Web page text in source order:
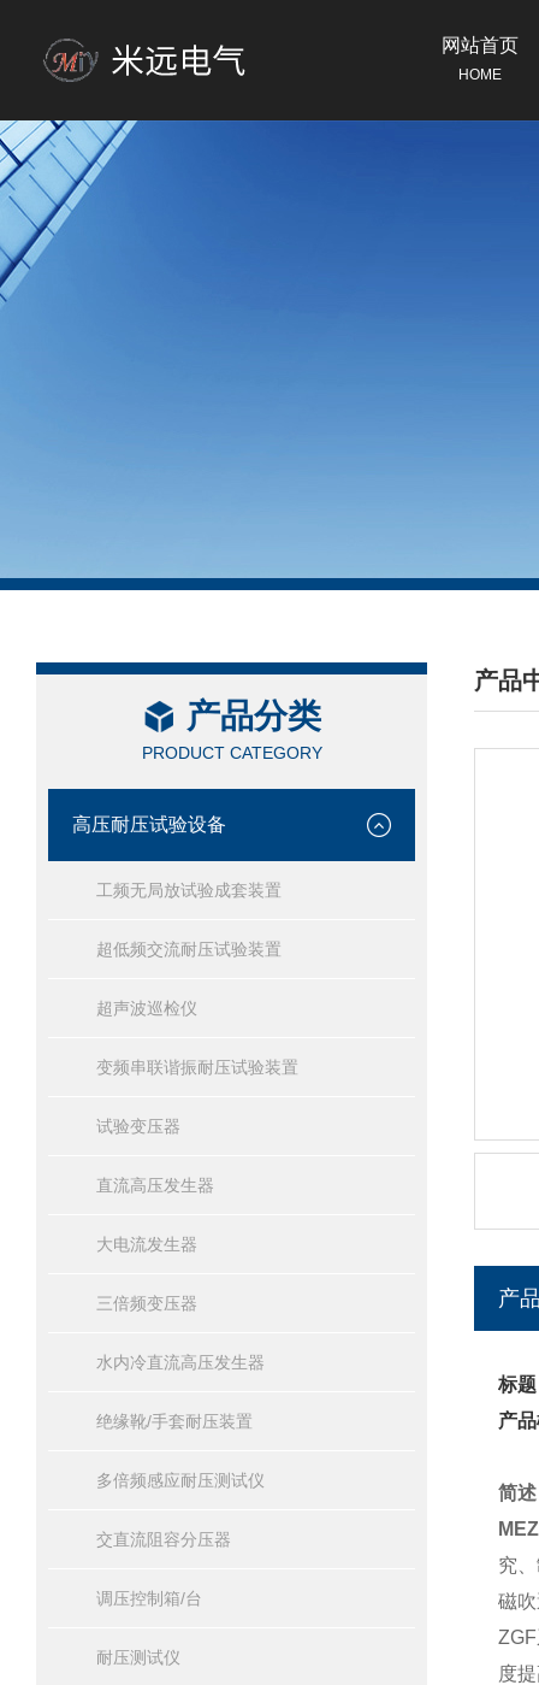
网站首页
HOME
产品分类
PRODUCT CATEGORY
高压耐压试验设备
工频无局放试验成套装置
超低频交流耐压试验装置
超声波巡检仪
变频串联谐振耐压试验装置
试验变压器
直流高压发生器
大电流发生器
三倍频变压器
水内冷直流高压发生器
绝缘靴/手套耐压装置
多倍频感应耐压测试仪
交直流阻容分压器
调压控制箱/台
耐压测试仪
产品
/
产
标
产
简述
究
磁
度